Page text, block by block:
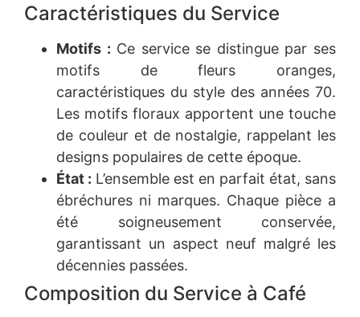
Caractéristiques du Service
Motifs : Ce service se distingue par ses
motifs de fleurs oranges,
caractéristiques du style des années 70.
Les motifs floraux apportent une touche
de couleur et de nostalgie, rappelant les
designs populaires de cette époque.
État : L’ensemble est en parfait état, sans
ébréchures ni marques. Chaque pièce a
été soigneusement conservée,
garantissant un aspect neuf malgré les
décennies passées.
Composition du Service à Café